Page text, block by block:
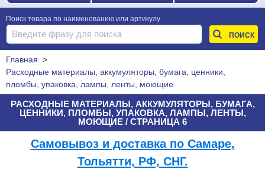
Поиск товара по наименованию или артикулу
Главная >
Расходные материалы, аккумуляторы, бумага, ценники,
пломбы, упаковка, лампы, ленты, моющие
РАСХОДНЫЕ МАТЕРИАЛЫ, АККУМУЛЯТОРЫ, БУМАГА,
ЦЕННИКИ, ПЛОМБЫ, УПАКОВКА, ЛАМПЫ, ЛЕНТЫ,
МОЮЩИЕ / СТРАНИЦА 6
Самовывоз и доставка по Самаре,
Тольятти, РФ, СНГ.